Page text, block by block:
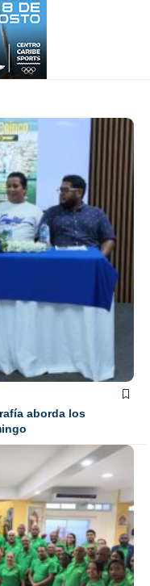
aborda los